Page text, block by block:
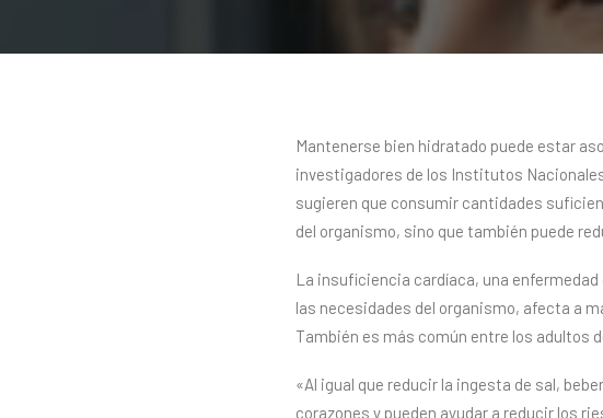
Mantenerse bien hidratado puede estar
investigadores de los Institutos
sugieren que consumir cantidades
del organismo, sino que también puede
La insuficiencia cardíaca, una
las necesidades del organismo, afecta a
También es más común entre los adultos
«Al igual que reducir la ingesta de sal,
corazones y pueden ayudar a reducir los